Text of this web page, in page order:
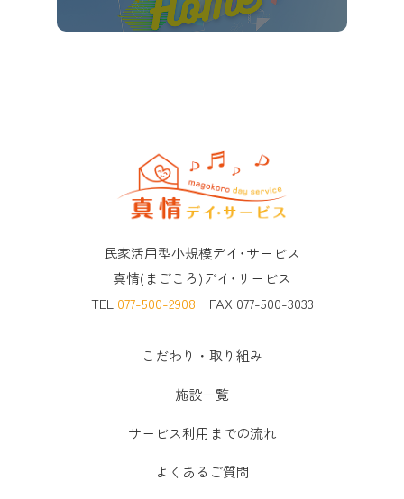
民家活用型小規模デイ･サービス
真情(まごころ)デイ･サービス
TEL 077-500-2908 FAX 077-500-3033
こだわり・取り組み
施設一覧
サービス利用までの流れ
よくあるご質問